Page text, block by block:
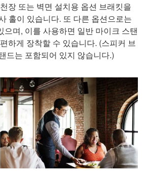
장 또는 벽면 설치용 옵션 브래킷을
홀이 있습니다. 또 다른 옵션으로는
으며, 이를 사용하면 일반 마이크 스탠
하게 장착할 수 있습니다. (스피커 브
드는 포함되어 있지 않습니다.)